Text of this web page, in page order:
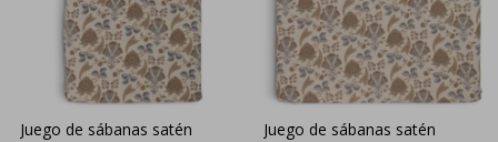
Juego de sábanas satén
Juego de sábanas satén